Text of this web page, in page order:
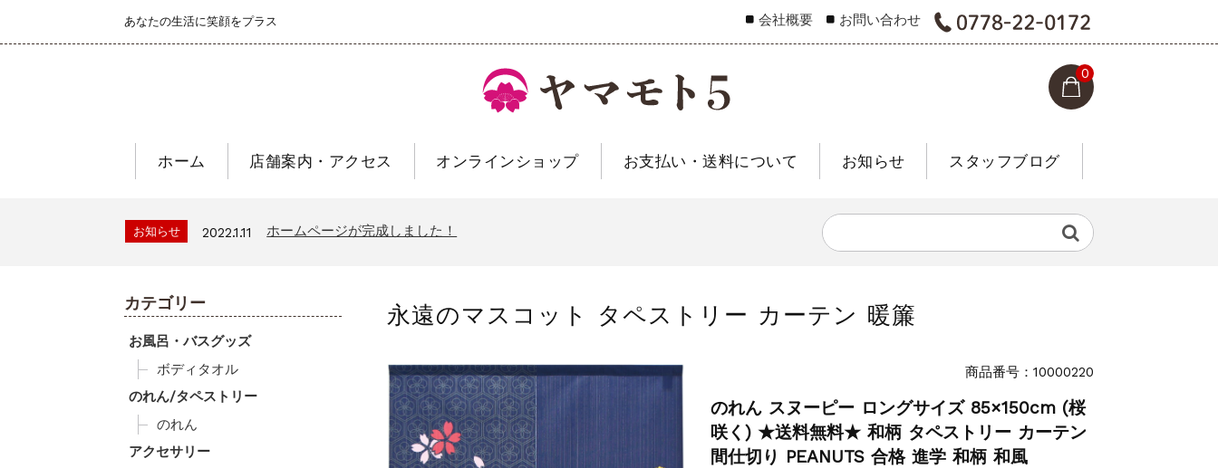
あなたの生活に笑顔をプラス
0
ホーム 店舗案内・アクセス オンラインショップ お支払い・送料について お知らせ スタッフブログ
会社概要 お問い合わせ
お知らせ 2022.1.11 ホームページが完成しました！
永遠のマスコット タペストリー カーテン 暖簾
商品番号：10000220
のれん スヌーピー ロングサイズ 85×150cm (桜
咲く) ★送料無料★ 和柄 タペストリー カーテン
間仕切り PEANUTS 合格 進学 和柄 和風
カテゴリー
お風呂・バスグッズ
ボディタオル
のれん/タペストリー
のれん
アクセサリー